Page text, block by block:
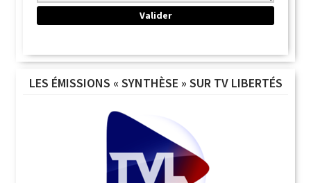
LES ÉMISSIONS « SYNTHÈSE » SUR TV LIBERTÉS